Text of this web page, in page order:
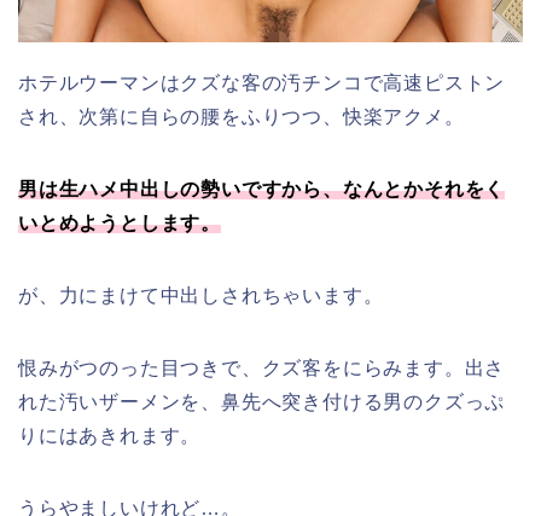
ホテルウーマンはクズな客の汚チンコで高速ピストン
され、次第に自らの腰をふりつつ、快楽アクメ。
男は生ハメ中出しの勢いですから、なんとかそれをく
いとめようとします。
が、力にまけて中出しされちゃいます。
恨みがつのった目つきで、クズ客をにらみます。出さ
れた汚いザーメンを、鼻先へ突き付ける男のクズっぷ
りにはあきれます。
うらやましいけれど…。